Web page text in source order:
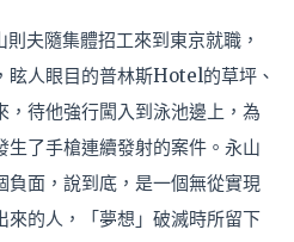
夫隨集體招工來到東京就職，
眩人眼目的普林斯Hotel的草坪、
待他強行闖入到泳池邊上，為
了手槍連續發射的案件。永山
負面，說到底，是一個無從實現
來的人，「夢想」破滅時所留下